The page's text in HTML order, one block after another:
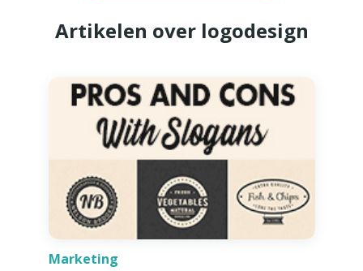
Artikelen over logodesign
Marketing